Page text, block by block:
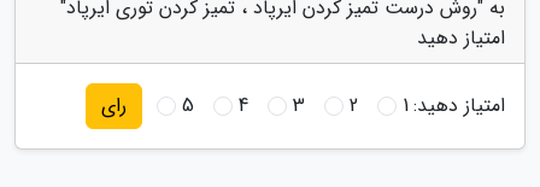
به "روش درست تمیز کردن ایرپاد ، تمیز کردن توری ایرپاد"
امتیاز دهید
امتیاز دهید:1
2
3
4
5 رای